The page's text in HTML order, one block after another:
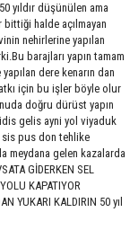
yıldır düşünülen ama
bittiği halde açılmayan
nehirlerine yapılan
barajları yapın tamam
dere kenarın dan
için bu işler böyle olur
doğru dürüst yapın
gelis ayni yol viyaduk
sis pus don tehlike
meydana gelen kazalarda
GİDERKEN SEL
KAPATIYOR
YUKARI KALDIRIN 50 yıl